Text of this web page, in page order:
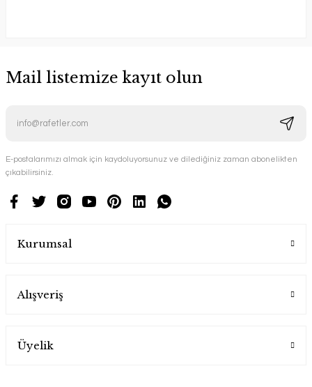
Mail listemize kayıt olun
E-postalarımızı almak için kaydoluyorsunuz ve dilediğiniz zaman abonelikten
çıkabilirsiniz.
Kurumsal
Alışveriş
Üyelik